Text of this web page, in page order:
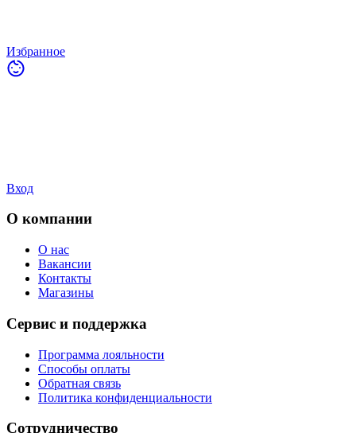
Избранное
Вход
О компании
О нас
Вакансии
Контакты
Магазины
Сервис и поддержка
Программа лояльности
Способы оплаты
Обратная связь
Политика конфиденциальности
Сотрудничество